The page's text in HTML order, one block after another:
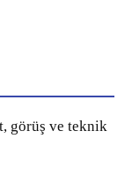
görüş ve teknik